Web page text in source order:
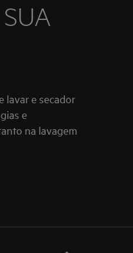
lavar e secador
e
na lavagem